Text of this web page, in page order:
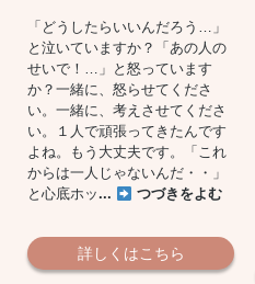
「どうしたらいいんだろう…」
と泣いていますか？「あの人の
せいで！…」と怒っています
か？一緒に、怒らせてくださ
い。一緒に、考えさせてくださ
い。１人で頑張ってきたんです
よね。もう大丈夫です。「これ
からは一人じゃないんだ・・」
と心底ホッ... つづきをよむ
詳しくはこちら